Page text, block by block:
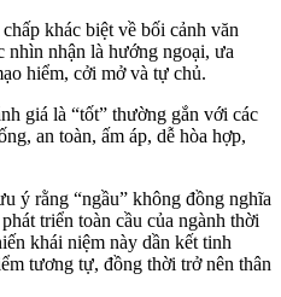
khác biệt về bối cảnh văn
nhìn nhận là hướng ngoại, ưa
hiểm, cởi mở và tự chủ.
giá là “tốt” thường gắn với các
an toàn, ấm áp, dễ hòa hợp,
ý rằng “ngầu” không đồng nghĩa
triển toàn cầu của ngành thời
khái niệm này dần kết tinh
tương tự, đồng thời trở nên thân